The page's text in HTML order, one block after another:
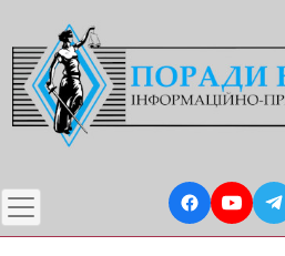
до
основного
вмісту